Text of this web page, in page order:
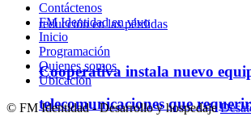
Cooperativa instala nuevo
telecomunicaciones que
Contáctenos
FM Identidad en vivo
Inicio
Programación
Quienes somos
Ubicación
© FM Identidad - Desarrollo y hospedaje